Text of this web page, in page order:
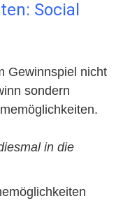
Social
Gewinnspiel nicht
sondern
in die